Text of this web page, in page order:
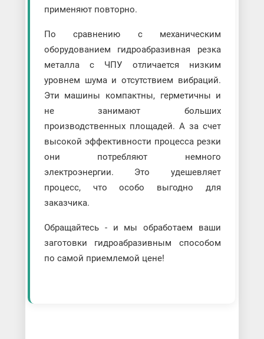
применяют повторно.
По сравнению с механическим
оборудованием гидроабразивная резка
металла с ЧПУ отличается низким
уровнем шума и отсутствием вибраций.
Эти машины компактны, герметичны и
не занимают больших
производственных площадей. А за счет
высокой эффективности процесса резки
они потребляют немного
электроэнергии. Это удешевляет
процесс, что особо выгодно для
заказчика.
Обращайтесь - и мы обработаем ваши
заготовки гидроабразивным способом
по самой приемлемой цене!